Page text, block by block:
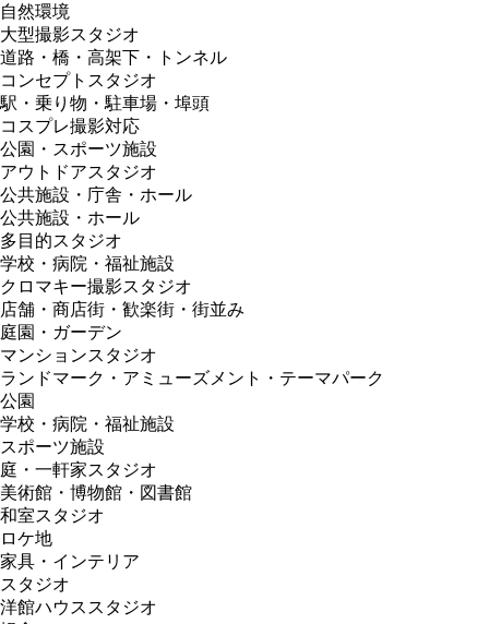
自然環境
大型撮影スタジオ
道路・橋・高架下・トンネル
コンセプトスタジオ
駅・乗り物・駐車場・埠頭
コスプレ撮影対応
公園・スポーツ施設
アウトドアスタジオ
公共施設・庁舎・ホール
公共施設・ホール
多目的スタジオ
学校・病院・福祉施設
クロマキー撮影スタジオ
店舗・商店街・歓楽街・街並み
庭園・ガーデン
マンションスタジオ
ランドマーク・アミューズメント・テーマパーク
公園
学校・病院・福祉施設
スポーツ施設
庭・一軒家スタジオ
美術館・博物館・図書館
和室スタジオ
ロケ地
家具・インテリア
スタジオ
洋館ハウススタジオ